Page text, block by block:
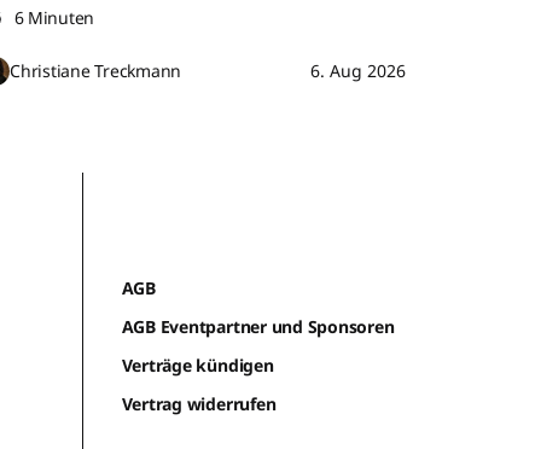
6 Minuten
Christiane Treckmann 6. Aug 2026
AGB
AGB Eventpartner und Sponsoren
Verträge kündigen
Vertrag widerrufen